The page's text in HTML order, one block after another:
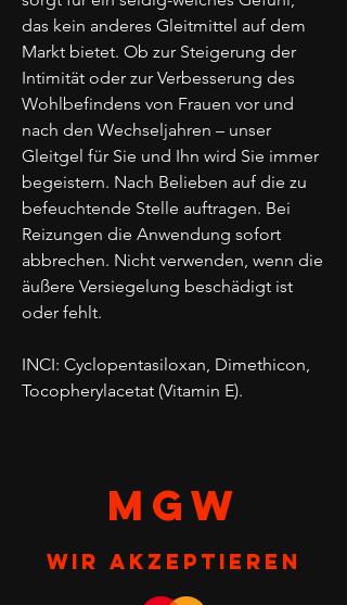
das kein anderes Gleitmittel auf dem
Markt bietet. Ob zur Steigerung der
Intimität oder zur Verbesserung des
Wohlbefindens von Frauen vor und
nach den Wechseljahren – unser
Gleitgel für Sie und Ihn wird Sie immer
begeistern. Nach Belieben auf die zu
befeuchtende Stelle auftragen. Bei
Reizungen die Anwendung sofort
abbrechen. Nicht verwenden, wenn die
äußere Versiegelung beschädigt ist
oder fehlt.
INCI: Cyclopentasiloxan, Dimethicon,
Tocopherylacetat (Vitamin E).
MGW
Wir akzeptieren